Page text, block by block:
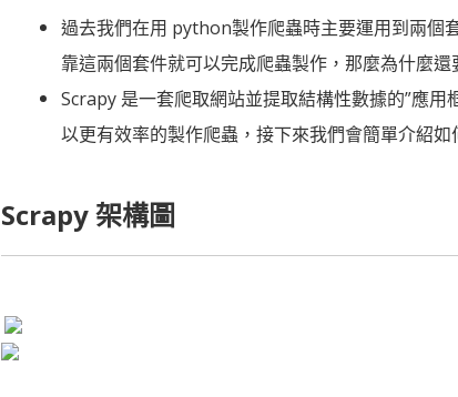
過去我們在用 python製作爬蟲時主要運用到兩
靠這兩個套件就可以完成爬蟲製作，那麼為什麼還
Scrapy 是一套爬取網站並提取結構性數據的”應
以更有效率的製作爬蟲，接下來我們會簡單介紹如
Scrapy 架構圖